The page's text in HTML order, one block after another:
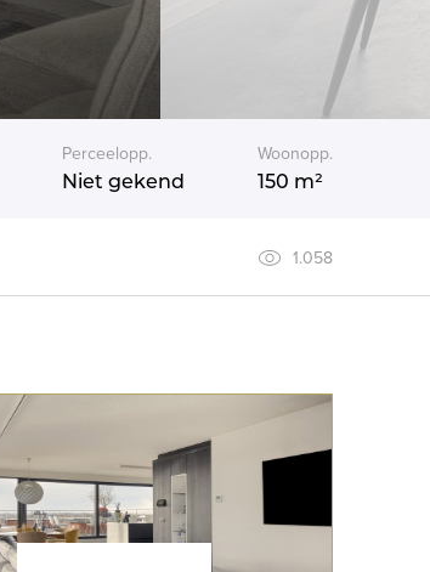
Perceelopp.
Niet gekend
Woonopp.
150 m²
1.058